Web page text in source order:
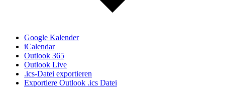
Google Kalender
iCalendar
Outlook 365
Outlook Live
.ics-Datei exportieren
Exportiere Outlook .ics Datei